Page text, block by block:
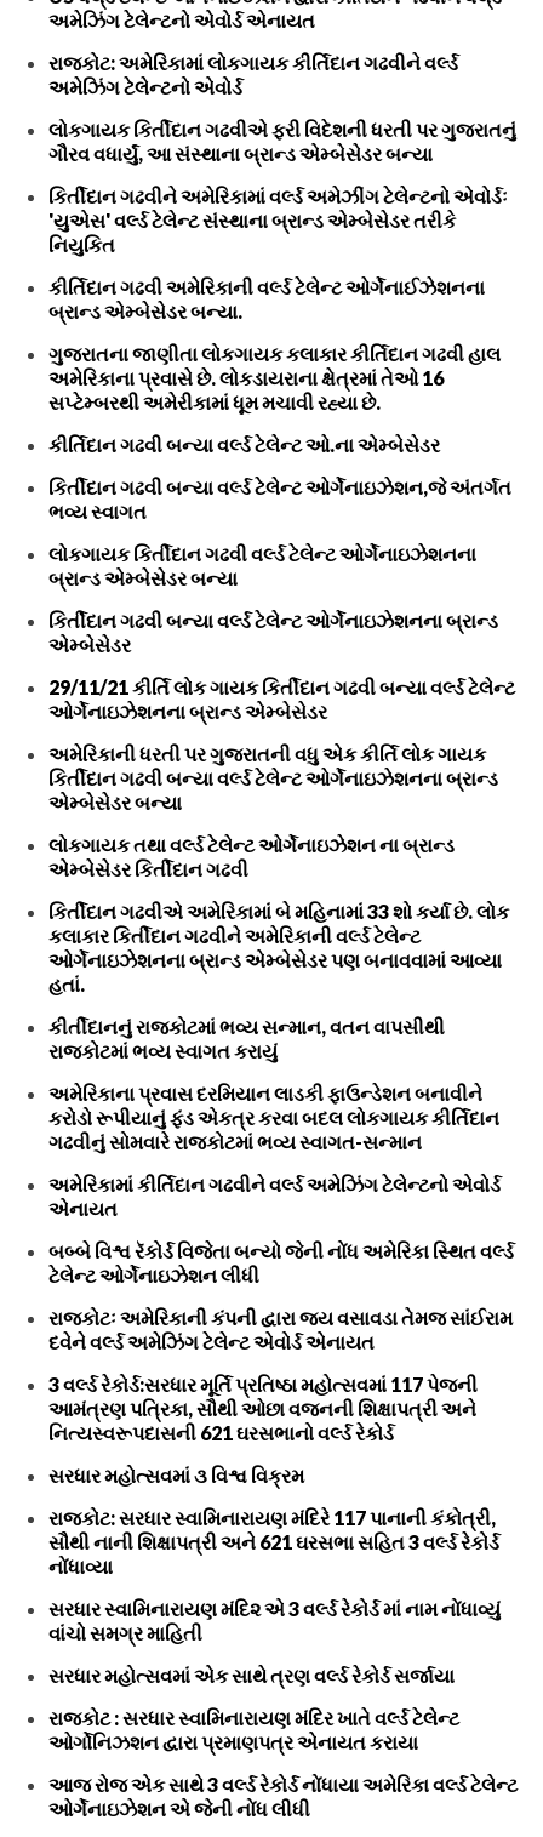
અમેઝિંગ ટેલેન્ટનો એવોર્ડ એનાયત
રાજકોટ: અમેરિકામાં લોકગાયક કીર્તિદાન ગઢવીને વર્લ્ડ
અમેઝિંગ ટેલેન્ટનો એવોર્ડ
લોકગાયક કિર્તીદાન ગઢવીએ ફરી વિદેશની ધરતી પર ગુજરાતનું
ગૌરવ વધાર્યું, આ સંસ્થાના બ્રાન્ડ એમ્બેસેડર બન્યા
કિર્તીદાન ગઢવીને અમેરિકામાં વર્લ્ડ અમેઝીંગ ટેલેન્ટનો એવોર્ડઃ
'યુએસ' વર્લ્ડ ટેલેન્ટ સંસ્થાના બ્રાન્ડ એમ્બેસેડર તરીકે
નિયુકિત
કીર્તિદાન ગઢવી અમેરિકાની વર્લ્ડ ટેલેન્ટ ઓર્ગેનાઈઝેશનના
બ્રાન્ડ એમ્બેસેડર બન્યા.
ગુજરાતના જાણીતા લોકગાયક કલાકાર કીર્તિદાન ગઢવી હાલ
અમેરિકાના પ્રવાસે છે. લોકડાયરાના ક્ષેત્રમાં તેઓ 16
સપ્ટેમ્બરથી અમેરીકામાં ધૂમ મચાવી રહ્યા છે.
કીર્તિદાન ગઢવી બન્યા વર્લ્ડ ટેલેન્ટ ઓ.ના એમ્બેસેડર
કિર્તીદાન ગઢવી બન્યા વર્લ્ડ ટેલેન્ટ ઓર્ગેનાઇઝેશન,જે અંતર્ગત
ભવ્ય સ્વાગત
લોકગાયક કિર્તીદાન ગઢવી વર્લ્ડ ટેલેન્ટ ઓર્ગેનાઇઝેશનના
બ્રાન્ડ એમ્બેસેડર બન્યા
કિર્તીદાન ગઢવી બન્યા વર્લ્ડ ટેલેન્ટ ઓર્ગેનાઇઝેશનના બ્રાન્ડ
એમ્બેસેડર
29/11/21 કીર્તિ લોક ગાયક કિર્તીદાન ગઢવી બન્યા વર્લ્ડ ટેલેન્ટ
ઓર્ગેનાઇઝેશનના બ્રાન્ડ એમ્બેસેડર
અમેરિકાની ધરતી પર ગુજરાતની વધુ એક કીર્તિ લોક ગાયક
કિર્તીદાન ગઢવી બન્યા વર્લ્ડ ટેલેન્ટ ઓર્ગેનાઇઝેશનના બ્રાન્ડ
એમ્બેસેડર બન્યા
લોકગાયક તથા વર્લ્ડ ટેલેન્ટ ઓર્ગેનાઇઝેશન ના બ્રાન્ડ
એમ્બેસેડર કિર્તીદાન ગઢવી
કિર્તીદાન ગઢવીએ અમેરિકામાં બે મહિનામાં 33 શો કર્યા છે. લોક
કલાકાર કિર્તીદાન ગઢવીને અમેરિકાની વર્લ્ડ ટેલેન્ટ
ઓર્ગેનાઇઝેશનના બ્રાન્ડ એમ્બેસેડર પણ બનાવવામાં આવ્યા
હતાં.
કીર્તીદાનનું રાજકોટમાં ભવ્ય સન્માન, વતન વાપસીથી
રાજકોટમાં ભવ્ય સ્વાગત કરાયું
અમેરિકાના પ્રવાસ દરમિયાન લાડકી ફાઉન્ડેશન બનાવીને
કરોડો રૂપીયાનું ફંડ એકત્ર કરવા બદલ લોકગાયક કીર્તિદાન
ગઢવીનું સોમવારે રાજકોટમાં ભવ્ય સ્વાગત-સન્માન
અમેરિકામાં કીર્તિદાન ગઢવીને વર્લ્ડ અમેઝિંગ ટેલેન્ટનો એવોર્ડ
એનાયત
બબ્બે વિશ્વ રૅકોર્ડ વિજેતા બન્યો જેની નોંધ અમેરિકા સ્થિત વર્લ્ડ
ટેલેન્ટ ઓર્ગેનાઇઝેશન લીધી
રાજકોટઃ અમેરિકાની કંપની દ્વારા જય વસાવડા તેમજ સાંઈરામ
દવેને વર્લ્ડ અમેઝિંગ ટેલેન્ટ એવોર્ડ એનાયત
3 વર્લ્ડ રેકોર્ડ:સરધાર મૂર્તિ પ્રતિષ્ઠા મહોત્સવમાં 117 પેજની
આમંત્રણ પત્રિકા, સૌથી ઓછા વજનની શિક્ષાપત્રી અને
નિત્યસ્વરૂપદાસની 621 ઘરસભાનો વર્લ્ડ રેકોર્ડ
સરધાર મહોત્સવમાં ૩ વિશ્વ વિક્રમ
રાજકોટ: સરધાર સ્વામિનારાયણ મંદિરે 117 પાનાની કંકોત્રી,
સૌથી નાની શિક્ષાપત્રી અને 621 ઘરસભા સહિત 3 વર્લ્ડ રેકોર્ડ
નોંધાવ્યા
સરધાર સ્વામિનારાયણ મંદિ૨ એ 3 વર્લ્ડ રેકોર્ડ માં નામ નોંધાવ્યું
વાંચો સમગ્ર માહિતી
સરધાર મહોત્સવમાં એક સાથે ત્રણ વર્લ્ડ રેકોર્ડ સર્જાયા
રાજકોટ : સરધાર સ્વામિનારાયણ મંદિર ખાતે વર્લ્ડ ટેલેન્ટ
ઓર્ગોનિઝશન દ્વારા પ્રમાણપત્ર એનાયત કરાયા
આજ રોજ એક સાથે 3 વર્લ્ડ રેકોર્ડ નોંધાયા અમેરિકા વર્લ્ડ ટેલેન્ટ
ઓર્ગેનાઇઝેશન એ જેની નોંધ લીધી